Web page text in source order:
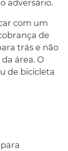
adversário.
com um
de
trás e não
área. O
de bicicleta